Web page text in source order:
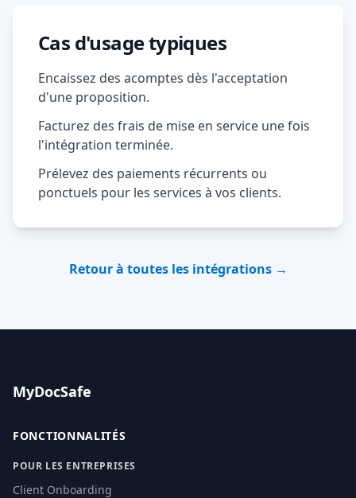
Cas d'usage typiques
Encaissez des acomptes dès l'acceptation
d'une proposition.
Facturez des frais de mise en service une fois
l'intégration terminée.
Prélevez des paiements récurrents ou
ponctuels pour les services à vos clients.
Retour à toutes les intégrations →
MyDocSafe
FONCTIONNALITÉS
POUR LES ENTREPRISES
Client Onboarding